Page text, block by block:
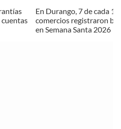
cuentas
En Durango, 7 de cada 10
comercios registraron
en Semana Santa 2026